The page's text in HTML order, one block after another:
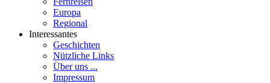
Europa
Regional
Interessantes
Geschichten
Nützliche Links
Über uns ...
Impressum